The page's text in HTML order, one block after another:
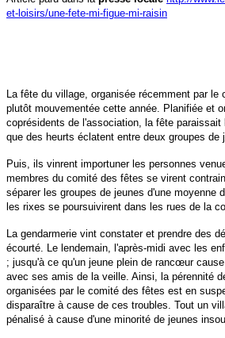
et-loisirs/une-fete-mi-figue-mi-raisin
La fête du village, organisée récemment par
plutôt mouvementée cette année. Planifiée et
coprésidents de l'association, la fête paraissait
que des heurts éclatent entre deux groupes de
Puis, ils vinrent importuner les personnes
membres du comité des fêtes se virent
séparer les groupes de jeunes d'une moyenne
les rixes se poursuivirent dans les rues de la
La gendarmerie vint constater et prendre des
écourté. Le lendemain, l'après-midi avec les
; jusqu'à ce qu'un jeune plein de rancœur
avec ses amis de la veille. Ainsi, la pérennité
organisées par le comité des fêtes est en
disparaître à cause de ces troubles. Tout un
pénalisé à cause d'une minorité de jeunes